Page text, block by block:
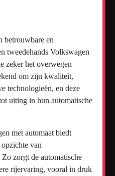
betrouwbare en
tweedehands Volkswagen
zeker het overwegen
om zijn kwaliteit,
technologieën, en deze
uiting in hun automatische
met automaat biedt
van
zorgt de automatische
rijervaring, vooral in druk